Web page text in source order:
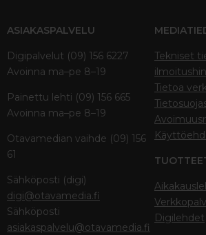
ASIAKASPALVELU
Digipalvelut (09) 156 6227
Avoinna ma–pe 8–19
Painettu lehti (09) 156 665
Avoinna ma–pe 8–19
Otavamedian vaihde (09) 156
61
Sähköposti (digi)
digi@otavamedia.fi
Sähköposti
asiakaspalvelu@otavamedia.fi
Tekniset
Tietoa
Digilehdet